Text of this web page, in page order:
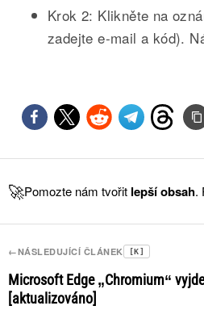
Krok 2: Klikněte na
zadejte e-mail a kód).
🚀Pomozte nám tvořit lepší obsah.
←NÁSLEDUJÍCÍ ČLÁNEK [K]
Microsoft Edge „Chromium“
[aktualizováno]